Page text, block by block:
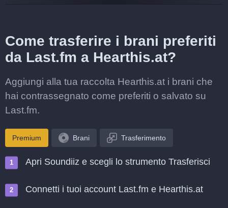
Come trasferire i brani preferiti
da Last.fm a Hearthis.at?
Aggiungi alla tua raccolta Hearthis.at i brani che
hai contrassegnato come preferiti o salvato su
Last.fm.
Premium Brani Trasferimento
Apri Soundiiz e scegli lo strumento Trasferisci
Connetti i tuoi account Last.fm e Hearthis.at